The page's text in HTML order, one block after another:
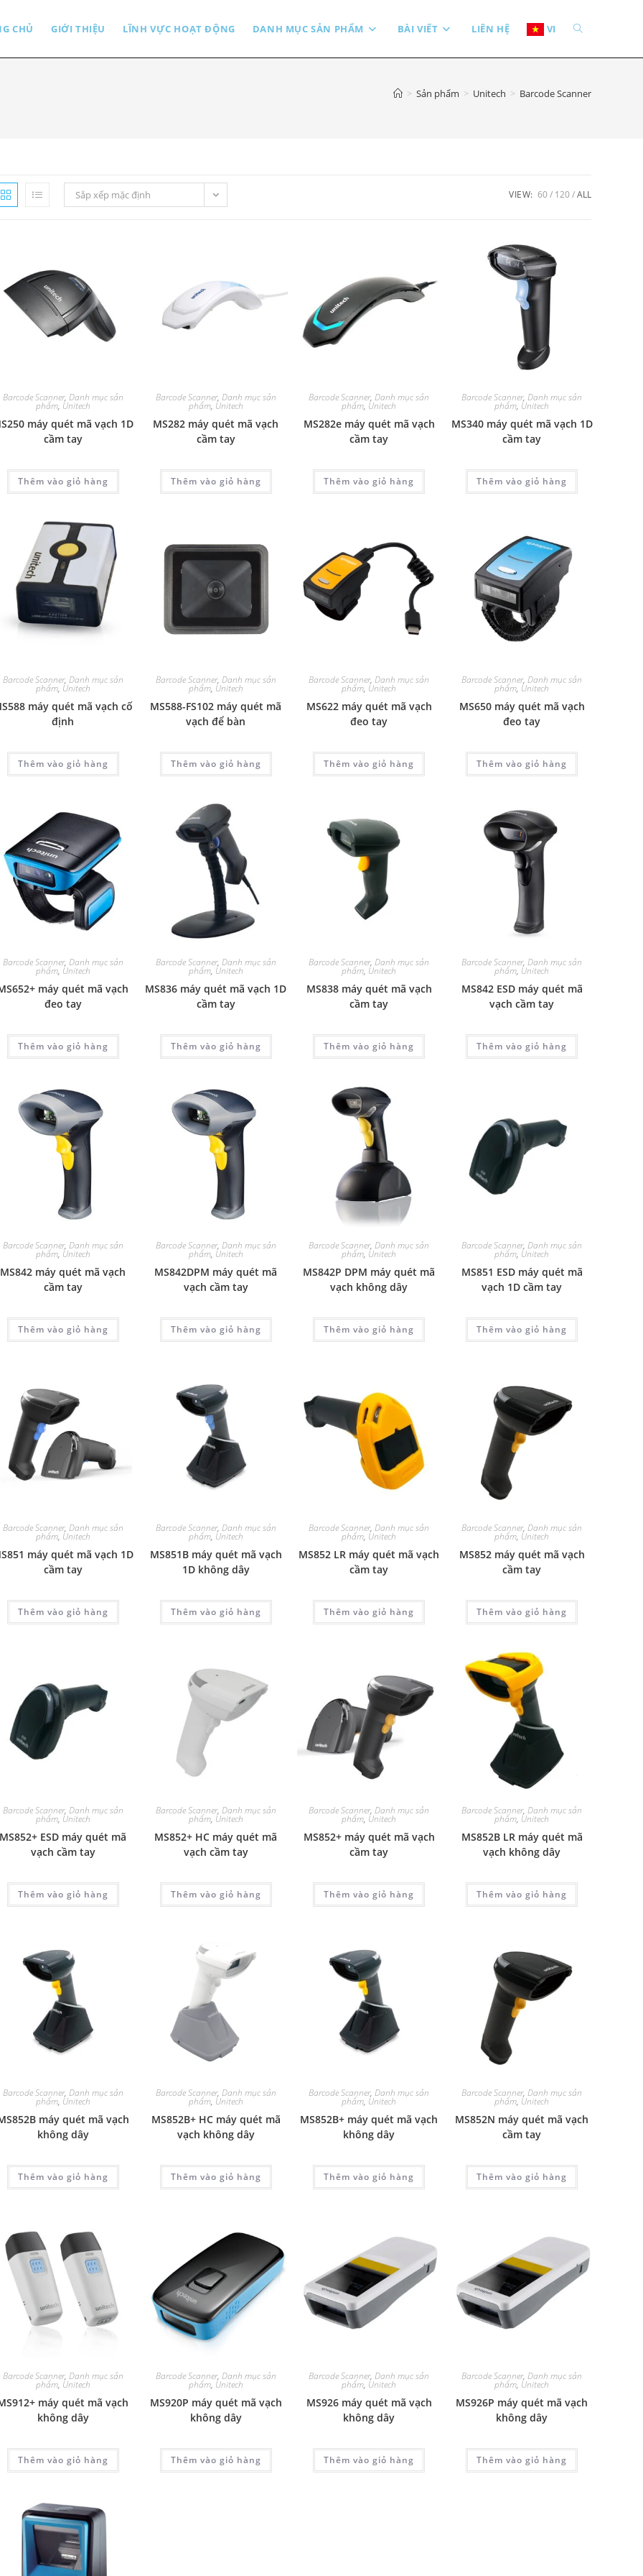
CHỦ GIỚI THIỆU LĨNH VỰC HOẠT ĐỘNG DANH MỤC SẢN PHẨM BÀI VIẾT LIÊN HỆ VI TOGGLE
> Sản phẩm > Unitech > Barcode Scanner
Sắp xếp mặc định VIEW: 60 120 ALL
Barcode Scanner, Danh mục sản
phẩm, Unitech
máy quét mã vạch 1D
cầm tay
Thêm vào giỏ hàng
Barcode Scanner, Danh mục sản
phẩm, Unitech
MS282 máy quét mã vạch
cầm tay
Thêm vào giỏ hàng
Barcode Scanner,Danh mục sản
phẩm, Unitech
MS282e máy quét mã vạch
cầm tay
Thêm vào giỏ hàng
Barcode Scanner,Danh mục sản
phẩm, Unitech
MS340 máy quét mã vạch 1D
cầm tay
Thêm vào giỏ hàng
Barcode Scanner, Danh mục sản
phẩm, Unitech
máy quét mã vạch cố
định
Thêm vào giỏ hàng
Barcode Scanner, Danh mục sản
phẩm, Unitech
MS588-FS102 máy quét mã
vạch để bàn
Thêm vào giỏ hàng
Barcode Scanner,Danh mục sản
phẩm, Unitech
MS622 máy quét mã vạch
đeo tay
Thêm vào giỏ hàng
Barcode Scanner,Danh mục sản
phẩm, Unitech
MS650 máy quét mã vạch
đeo tay
Thêm vào giỏ hàng
Barcode Scanner, Danh mục sản
phẩm, Unitech
máy quét mã vạch
đeo tay
Thêm vào giỏ hàng
Barcode Scanner, Danh mục sản
phẩm, Unitech
MS836 máy quét mã vạch 1D
cầm tay
Thêm vào giỏ hàng
Barcode Scanner,Danh mục sản
phẩm, Unitech
MS838 máy quét mã vạch
cầm tay
Thêm vào giỏ hàng
Barcode Scanner,Danh mục sản
phẩm, Unitech
MS842 ESD máy quét mã
vạch cầm tay
Thêm vào giỏ hàng
Barcode Scanner, Danh mục sản
phẩm, Unitech
MS842 máy quét mã vạch
cầm tay
Thêm vào giỏ hàng
Barcode Scanner, Danh mục sản
phẩm, Unitech
MS842DPM máy quét mã
vạch cầm tay
Thêm vào giỏ hàng
Barcode Scanner,Danh mục sản
phẩm, Unitech
MS842P DPM máy quét mã
vạch không dây
Thêm vào giỏ hàng
Barcode Scanner,Danh mục sản
phẩm, Unitech
MS851 ESD máy quét mã
vạch 1D cầm tay
Thêm vào giỏ hàng
Barcode Scanner, Danh mục sản
phẩm, Unitech
máy quét mã vạch 1D
cầm tay
Thêm vào giỏ hàng
Barcode Scanner, Danh mục sản
phẩm, Unitech
MS851B máy quét mã vạch
1D không dây
Thêm vào giỏ hàng
Barcode Scanner,Danh mục sản
phẩm, Unitech
MS852 LR máy quét mã vạch
cầm tay
Thêm vào giỏ hàng
Barcode Scanner,Danh mục sản
phẩm, Unitech
MS852 máy quét mã vạch
cầm tay
Thêm vào giỏ hàng
Barcode Scanner, Danh mục sản
phẩm, Unitech
MS852+ ESD máy quét mã
vạch cầm tay
Thêm vào giỏ hàng
Barcode Scanner, Danh mục sản
phẩm, Unitech
MS852+ HC máy quét mã
vạch cầm tay
Thêm vào giỏ hàng
Barcode Scanner,Danh mục sản
phẩm, Unitech
MS852+ máy quét mã vạch
cầm tay
Thêm vào giỏ hàng
Barcode Scanner,Danh mục sản
phẩm, Unitech
MS852B LR máy quét mã
vạch không dây
Thêm vào giỏ hàng
Barcode Scanner, Danh mục sản
phẩm, Unitech
máy quét mã vạch
không dây
Thêm vào giỏ hàng
Barcode Scanner, Danh mục sản
phẩm, Unitech
MS852B+ HC máy quét mã
vạch không dây
Thêm vào giỏ hàng
Barcode Scanner,Danh mục sản
phẩm, Unitech
MS852B+ máy quét mã vạch
không dây
Thêm vào giỏ hàng
Barcode Scanner,Danh mục sản
phẩm, Unitech
MS852N máy quét mã vạch
cầm tay
Thêm vào giỏ hàng
Barcode Scanner, Danh mục sản
phẩm, Unitech
máy quét mã vạch
không dây
Thêm vào giỏ hàng
Barcode Scanner, Danh mục sản
phẩm, Unitech
MS920P máy quét mã vạch
không dây
Thêm vào giỏ hàng
Barcode Scanner,Danh mục sản
phẩm, Unitech
MS926 máy quét mã vạch
không dây
Thêm vào giỏ hàng
Barcode Scanner,Danh mục sản
phẩm, Unitech
MS926P máy quét mã vạch
không dây
Thêm vào giỏ hàng